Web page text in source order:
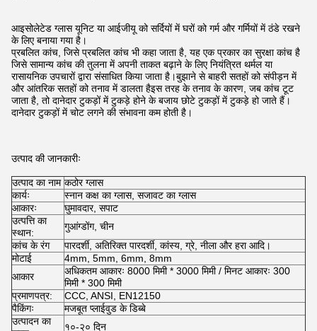
आइसोलेटेड ग्लास यूनिट या आईजीयू को सर्दियों में घरों को गर्म और गर्मियों में ठंडे रखने
के लिए बनाया गया है।
प्रबलित कांच, जिसे प्रबलित कांच भी कहा जाता है, यह एक प्रकार का सुरक्षा कांच है
जिसे सामान्य कांच की तुलना में अपनी ताकत बढ़ाने के लिए नियंत्रित थर्मल या
रासायनिक उपचारों द्वारा संसाधित किया जाता है।बुझाने से बाहरी सतहों को संपीड़न में
और आंतरिक सतहों को तनाव में डालता हैइस तरह के तनाव के कारण, जब कांच टूट
जाता है, तो दानेदार टुकड़ों में टुकड़े होने के बजाय छोटे टुकड़ों में टुकड़े हो जाते हैं।
दानेदार टुकड़ों में चोट लगने की संभावना कम होती है।
उत्पाद की जानकारीः
उत्पाद का नाम कठोर ग्लास
कार्यः
स्नान कक्ष का ग्लास, सजावट का ग्लास
आकारः
घुमावदार, सपाट
उत्पत्ति का
स्थान:
गुआंग्डोंग, चीन
कांच के रंग
पारदर्शी, अतिरिक्त पारदर्शी, कांस्य, ग्रे, नीला और हरा आदि।
मोटाई
4mm, 5mm, 6mm, 8mm
आकार
अधिकतम आकारः 8000 मिमी * 3000 मिमी / मिनट आकारः 300
मिमी * 300 मिमी
प्रमाणपत्र:
CCC, ANSI, EN12150
पैकिंगः
मजबूत प्लाईवुड के डिब्बे
उत्पादन का
१०-२० दिन